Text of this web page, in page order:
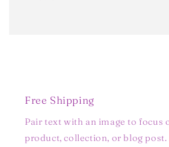
Free Shipping
Pair text with an image to focus
product, collection, or blog